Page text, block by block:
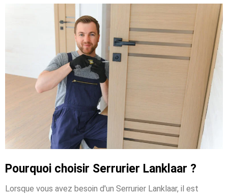
Pourquoi choisir Serrurier Lanklaar ?
Lorsque vous avez besoin d'un Serrurier Lanklaar, il est